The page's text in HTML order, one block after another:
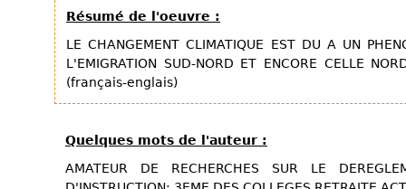
Résumé de l'oeuvre :
LE CHANGEMENT CLIMATIQUE EST DU A UN
L'EMIGRATION SUD-NORD ET ENCORE CELLE
(français-englais)
Quelques mots de l'auteur :
AMATEUR DE RECHERCHES SUR LE